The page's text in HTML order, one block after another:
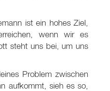
ist ein hohes Ziel,
wenn wir es
steht uns bei, um uns
Problem zwischen
aufkommt, sieh es so,